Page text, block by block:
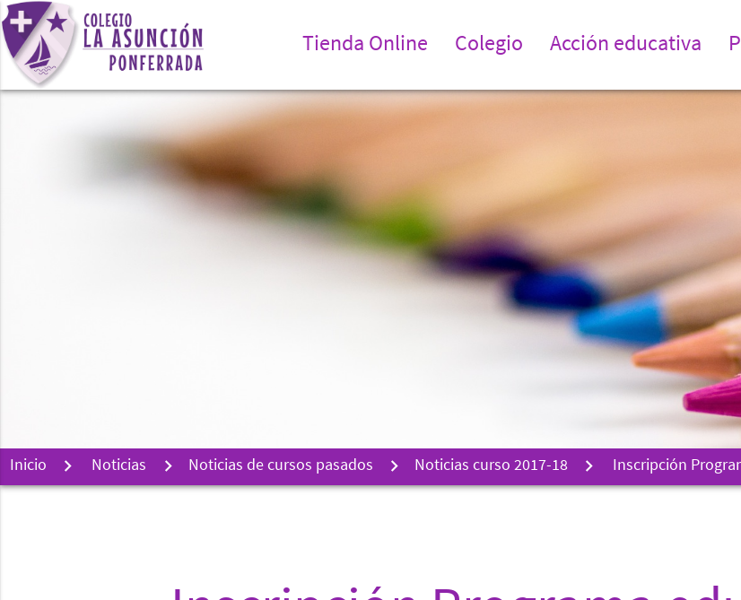
Tienda Online Colegio Acción educativa
Inicio Noticias Noticias de cursos pasados Noticias curso 2017-18 Inscripción